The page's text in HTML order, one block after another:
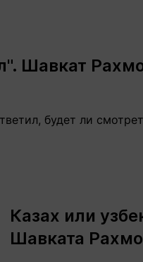
Шавкат
будет ли
Казах или
Шавката